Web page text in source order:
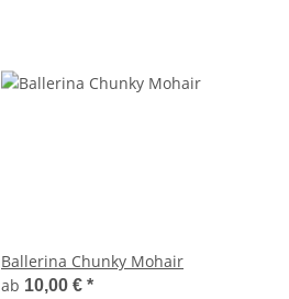
Ballerina Chunky Mohair
ab 10,00 € *